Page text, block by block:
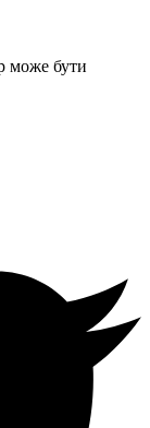
може бути